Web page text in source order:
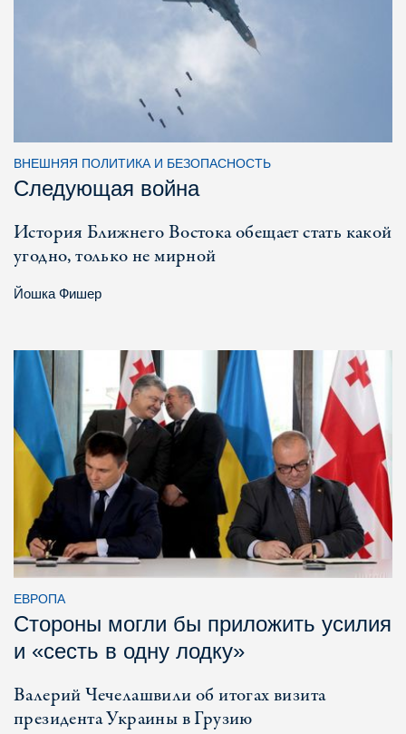
ВНЕШНЯЯ ПОЛИТИКА И БЕЗОПАСНОСТЬ
Следующая война
История Ближнего Востока обещает стать какой
угодно, только не мирной
Йошка Фишер
ЕВРОПА
Стороны могли бы приложить усилия
и «сесть в одну лодку»
Валерий Чечелашвили об итогах визита
президента Украины в Грузию